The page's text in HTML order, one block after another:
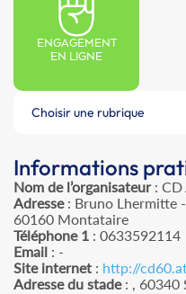
ENGAGEMENT
EN LIGNE
Choisir une rubrique
Informations
Nom de l’organisateur: CD
Adresse: Bruno Lhermitte
60160 Montataire
Téléphone 1 : 0633592114
Email : -
Site internet : http://
Adresse du stade: , 60340